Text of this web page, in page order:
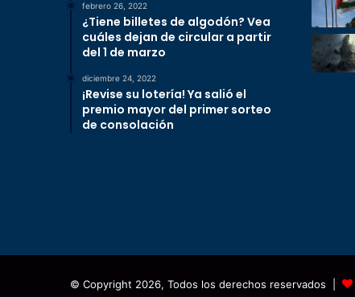
febrero 26, 2022
¿Tiene billetes de algodón? Vea
cuáles dejan de circular a partir
del 1 de marzo
diciembre 24, 2022
¡Revise su lotería! Ya salió el
premio mayor del primer sorteo
de consolación
© Copyright 2026, Todos los derechos reservados |